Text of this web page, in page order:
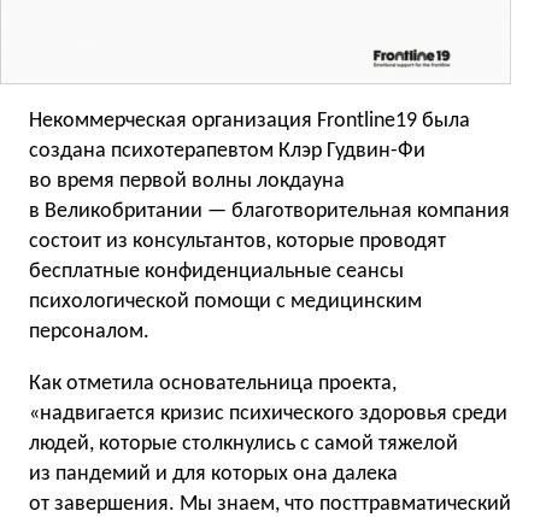
Некоммерческая организация Frontline19 была
создана психотерапевтом Клэр Гудвин-Фи
во время первой волны локдауна
в Великобритании — благотворительная компания
состоит из консультантов, которые проводят
бесплатные конфиденциальные сеансы
психологической помощи с медицинским
персоналом.
Как отметила основательница проекта,
«надвигается кризис психического здоровья среди
людей, которые столкнулись с самой тяжелой
из пандемий и для которых она далека
от завершения. Мы знаем, что посттравматический